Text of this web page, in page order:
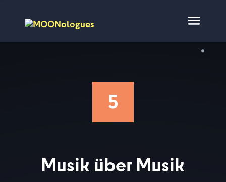
5
Musik über Musik